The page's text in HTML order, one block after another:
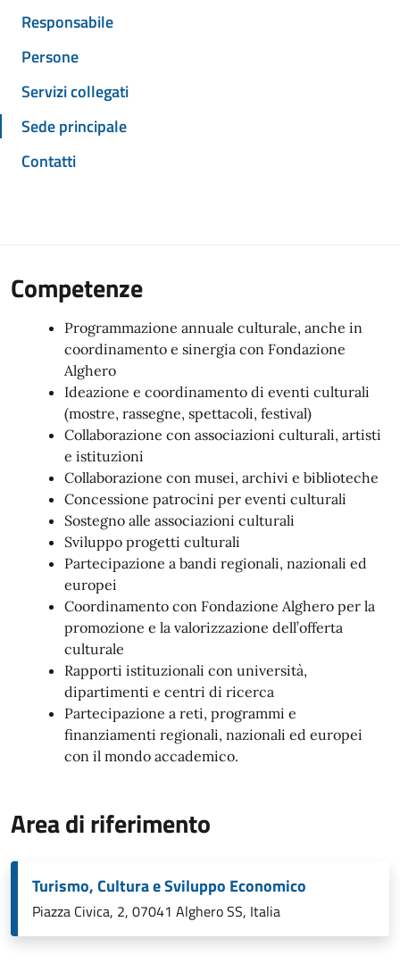
Responsabile
Persone
Servizi collegati
Sede principale
Contatti
Competenze
Programmazione annuale culturale, anche in
coordinamento e sinergia con Fondazione
Alghero
Ideazione e coordinamento di eventi culturali
(mostre, rassegne, spettacoli, festival)
Collaborazione con associazioni culturali, artisti
e istituzioni
Collaborazione con musei, archivi e biblioteche
Concessione patrocini per eventi culturali
Sostegno alle associazioni culturali
Sviluppo progetti culturali
Partecipazione a bandi regionali, nazionali ed
europei
Coordinamento con Fondazione Alghero per la
promozione e la valorizzazione dell’offerta
culturale
Rapporti istituzionali con università,
dipartimenti e centri di ricerca
Partecipazione a reti, programmi e
finanziamenti regionali, nazionali ed europei
con il mondo accademico.
Area di riferimento
Turismo, Cultura e Sviluppo Economico
Piazza Civica, 2, 07041 Alghero SS, Italia